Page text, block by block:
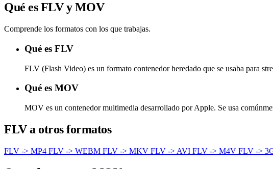
Qué es FLV y MOV
Comprende los formatos con los que trabajas.
Qué es FLV
FLV (Flash Video) es un formato contenedor heredado que se usaba para
Qué es MOV
MOV es un contenedor multimedia desarrollado por Apple. Se usa
FLV a otros formatos
FLV -> MP4 FLV -> WEBM FLV -> MKV FLV -> AVI FLV -> M4V FLV ->